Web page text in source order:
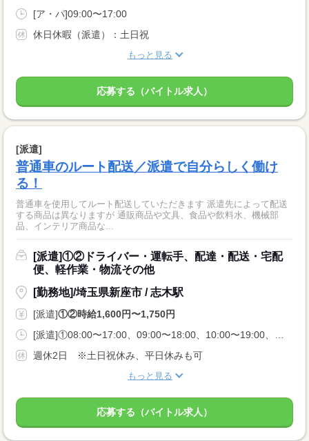
[ア・パ]09:00〜17:00
休日休暇（派遣）：土日祝
もっと見る
応募する（バイトル求人）
[派遣]
普通車のルート配送／派遣で自分らしく働け
る！
普通車を使用してルート配送していただきます 派遣先によって配送
する商品は異なりますが 通販商品や文具、食品や飲料水、機械部
品、インテリア商品な...
[派遣]①②ドライバー・運転手、配達・配送・宅配
便、軽作業・物流その他
[勤務地]/埼玉県新座市 / 志木駅
[派遣]①②時給1,600円〜1,750円
週休2日 ※土日祝休み、平日休みも可
もっと見る
応募する（バイトル求人）